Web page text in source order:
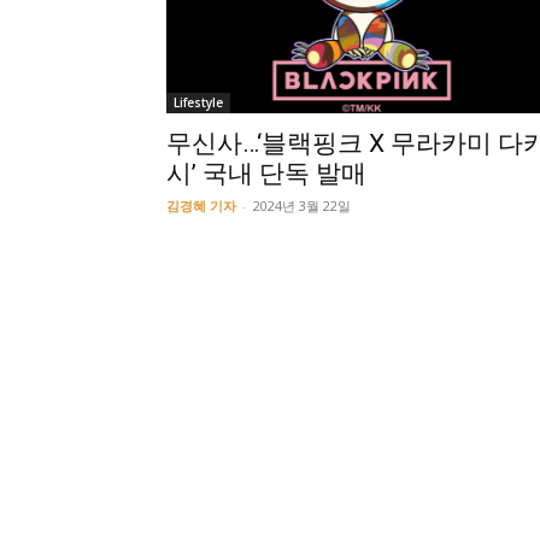
Lifestyle
무신사…‘블랙핑크 X 무라카미 다
시’ 국내 단독 발매
김경혜 기자 - 2024년 3월 22일